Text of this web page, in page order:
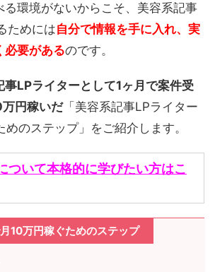
る環境がないからこそ、美容系記事
ためには自分で情報を手に入れ、実
必要があるのです。
事LPライターとして1ヶ月で案件受
円稼いだ「美容系記事LPライター
のステップ」をご紹介します。
ついて本格的に学びたい方はこ
10万円稼ぐためのステップ